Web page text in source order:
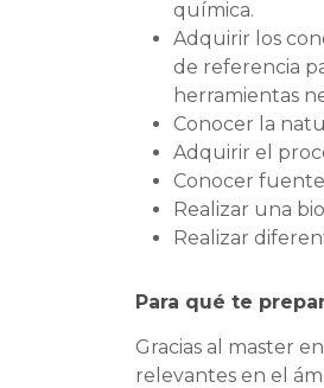
química.
Adquirir los
de referencia
herramientas
Conocer la
Adquirir el
Conocer
Realizar una
Realizar
Para qué te
Gracias al master
relevantes en el